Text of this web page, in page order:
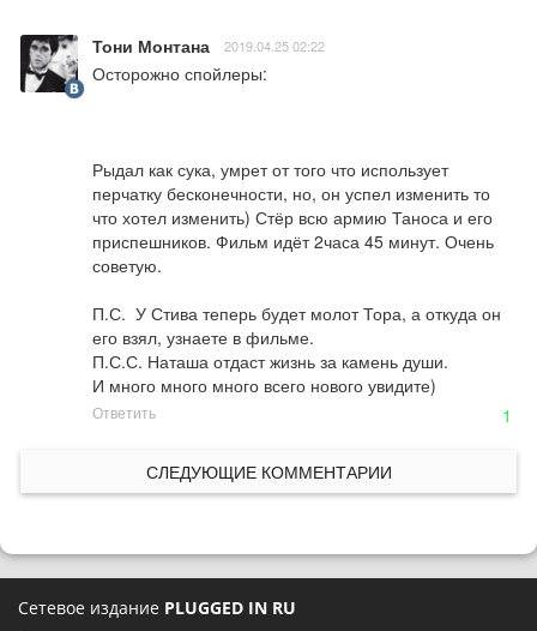
Тони Монтана 2019.04.25 02:22
Осторожно спойлеры:
Рыдал как сука, умрет от того что использует
перчатку бесконечности, но, он успел изменить то
что хотел изменить) Стёр всю армию Таноса и его
приспешников. Фильм идёт 2часа 45 минут. Очень
советую.
П.С.  У Стива теперь будет молот Тора, а откуда он
его взял, узнаете в фильме.
П.С.С. Наташа отдаст жизнь за камень души.
И много много много всего нового увидите)
Ответить 1
СЛЕДУЮЩИЕ КОММЕНТАРИИ
Сетевое издание PLUGGED IN RU